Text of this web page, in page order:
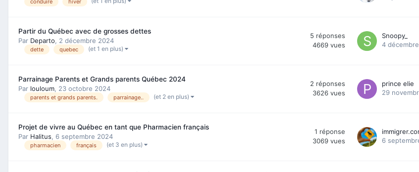
conduire hiver
Partir du Québec avec de grosses dettes
Par Departo, 2 décembre 2024
dette quebec (et 1 en plus)
5 réponses
4669 vues
Snoopy_
4
Parrainage Parents et Grands parents Québec 2024
Par louloum, 23 octobre 2024
parents et grands parents. parrainage.. (et 2 en plus)
2 réponses
3626 vues
prince elie
29
Projet de vivre au Québec en tant que Pharmacien français
Par Halitus, 6 septembre 2024
pharmacien français (et 3 en plus)
1 réponse
3069 vues
6